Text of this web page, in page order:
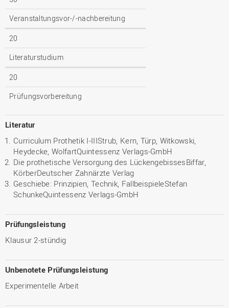
Veranstaltungsvor-/-nachbereitung
20
Literaturstudium
20
Prüfungsvorbereitung
Literatur
Curriculum Prothetik I-IIIStrub, Kern, Türp, Witkowski,
Heydecke, WolfartQuintessenz Verlags-GmbH
Die prothetische Versorgung des LückengebissesBiffar,
KörberDeutscher Zahnärzte Verlag
Geschiebe: Prinzipien, Technik, FallbeispieleStefan
SchunkeQuintessenz Verlags-GmbH
Prüfungsleistung
Klausur 2-stündig
Unbenotete Prüfungsleistung
Experimentelle Arbeit